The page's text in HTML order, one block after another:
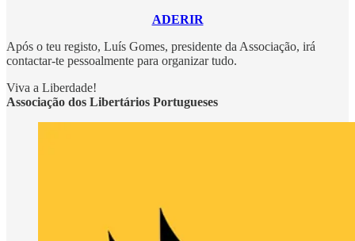
ADERIR
Após o teu registo, Luís Gomes, presidente da Associação, irá
contactar-te pessoalmente para organizar tudo.
Viva a Liberdade!
Associação dos Libertários Portugueses